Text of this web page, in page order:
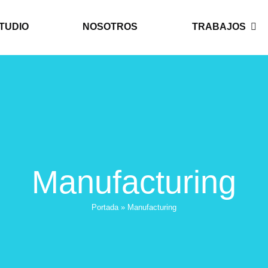
NOSOTROS TRABAJOS
Manufacturing
Portada» Manufacturing